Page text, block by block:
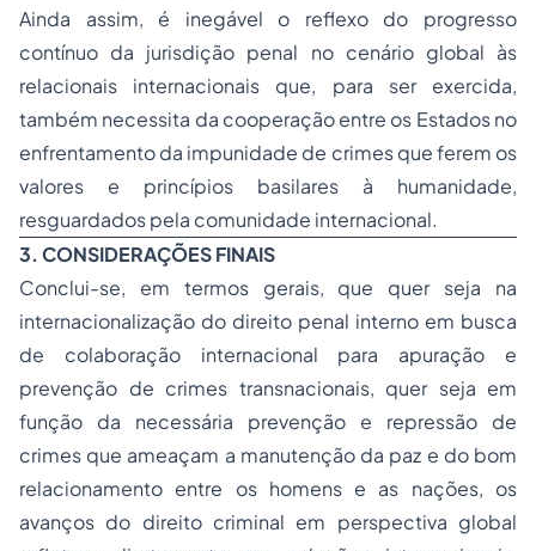
Ainda assim, é inegável o reflexo do progresso
contínuo da jurisdição penal no cenário global às
relacionais internacionais que, para ser exercida,
também necessita da cooperação entre os Estados no
enfrentamento da impunidade de crimes que ferem os
valores e princípios basilares à humanidade,
resguardados pela comunidade internacional.
3. CONSIDERAÇÕES FINAIS
Conclui-se, em termos gerais, que quer seja na
internacionalização do direito penal interno em busca
de colaboração internacional para apuração e
prevenção de crimes transnacionais, quer seja em
função da necessária prevenção e repressão de
crimes que ameaçam a manutenção da paz e do bom
relacionamento entre os homens e as nações, os
avanços do direito criminal em perspectiva global